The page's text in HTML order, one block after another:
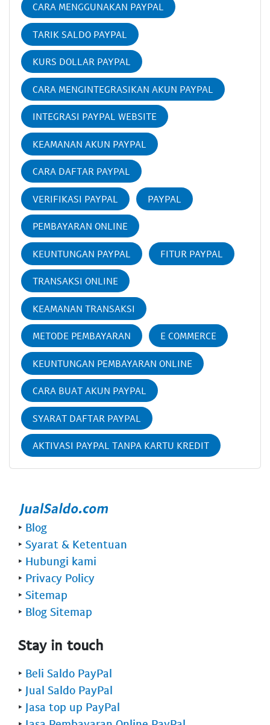
CARA MENGGUNAKAN PAYPAL
TARIK SALDO PAYPAL
KURS DOLLAR PAYPAL
CARA MENGINTEGRASIKAN AKUN PAYPAL
INTEGRASI PAYPAL WEBSITE
KEAMANAN AKUN PAYPAL
CARA DAFTAR PAYPAL
VERIFIKASI PAYPAL PAYPAL
PEMBAYARAN ONLINE
KEUNTUNGAN PAYPAL FITUR PAYPAL
TRANSAKSI ONLINE
KEAMANAN TRANSAKSI
METODE PEMBAYARAN E COMMERCE
KEUNTUNGAN PEMBAYARAN ONLINE
CARA BUAT AKUN PAYPAL
SYARAT DAFTAR PAYPAL
AKTIVASI PAYPAL TANPA KARTU KREDIT
‣ Blog
‣ Syarat & Ketentuan
‣ Hubungi kami
‣ Privacy Policy
‣ Sitemap
‣ Blog Sitemap
Stay in touch
‣ Beli Saldo PayPal
‣ Jual Saldo PayPal
‣ Jasa top up PayPal